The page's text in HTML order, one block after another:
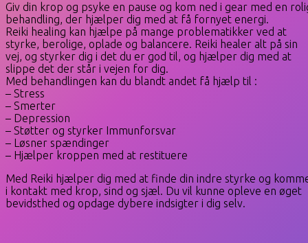
Giv din krop og psyke en pause og kom ned i gear med en
behandling, der hjælper dig med at få fornyet energi.
Reiki healing kan hjælpe på mange problematikker ved at
styrke, berolige, oplade og balancere. Reiki healer alt på sin
vej, og styrker dig i det du er god til, og hjælper dig med at
slippe det der står i vejen for dig.
Med behandlingen kan du blandt andet få hjælp til :
– Stress
– Smerter
– Depression
– Støtter og styrker Immunforsvar
– Løsner spændinger
– Hjælper kroppen med at restituere
Med Reiki hjælper dig med at finde din indre styrke og
i kontakt med krop, sind og sjæl. Du vil kunne opleve en øget
bevidsthed og opdage dybere indsigter i dig selv.